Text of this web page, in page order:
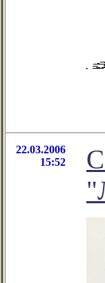
22.03.2006
15:52